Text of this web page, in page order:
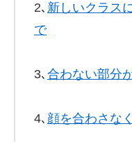
2､ 新しいクラス
で
3､ 合わない部分
4､ 顔を合わさな